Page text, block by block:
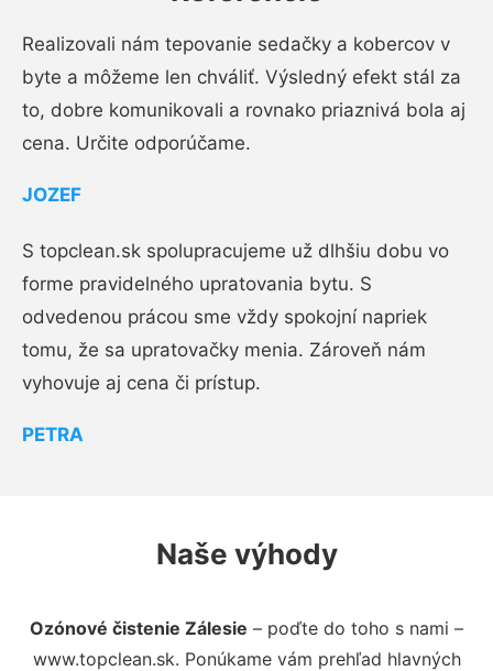
Realizovali nám tepovanie sedačky a kobercov v
byte a môžeme len chváliť. Výsledný efekt stál za
to, dobre komunikovali a rovnako priaznivá bola aj
cena. Určite odporúčame.
JOZEF
S topclean.sk spolupracujeme už dlhšiu dobu vo
forme pravidelného upratovania bytu. S
odvedenou prácou sme vždy spokojní napriek
tomu, že sa upratovačky menia. Zároveň nám
vyhovuje aj cena či prístup.
PETRA
Naše výhody
Ozónové čistenie Zálesie – poďte do toho s nami –
www.topclean.sk. Ponúkame vám prehľad hlavných